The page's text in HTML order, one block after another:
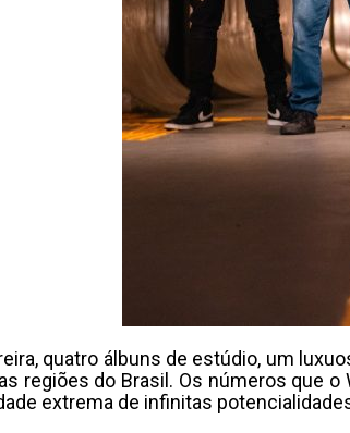
quatro álbuns de estúdio, um
regiões do Brasil. Os números que
extrema de infinitas